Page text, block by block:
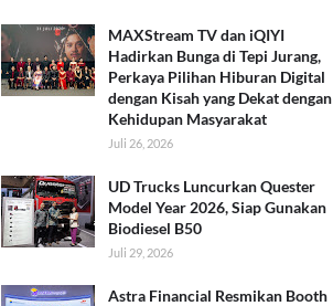
MAXStream TV dan iQIYI
Hadirkan Bunga di Tepi Jurang,
Perkaya Pilihan Hiburan Digital
dengan Kisah yang Dekat dengan
Kehidupan Masyarakat
Juli 26, 2026
UD Trucks Luncurkan Quester
Model Year 2026, Siap Gunakan
Biodiesel B50
Juli 29, 2026
Astra Financial Resmikan Booth